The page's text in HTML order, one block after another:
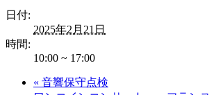
日付:
2025年2月21日
時間:
10:00 ~ 17:00
« 音響保守点検